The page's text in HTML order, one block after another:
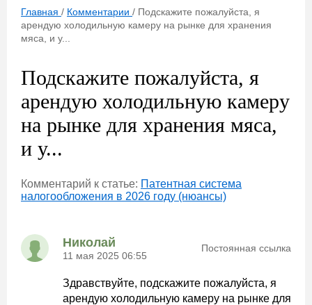
Главная / Комментарии / Подскажите пожалуйста, я
арендую холодильную камеру на рынке для хранения
мяса, и у...
Подскажите пожалуйста, я
арендую холодильную камеру
на рынке для хранения мяса,
и у...
Комментарий к статье: Патентная система
налогообложения в 2026 году (нюансы)
Николай
11 мая 2025 06:55
Постоянная ссылка
Здравствуйте, подскажите пожалуйста, я
арендую холодильную камеру на рынке для